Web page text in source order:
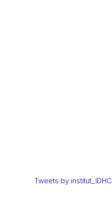
Tweets by institut_IDHC